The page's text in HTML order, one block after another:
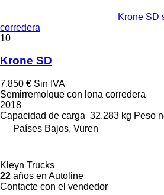
Krone SD
corredera
10
Krone SD
7.850 € Sin IVA
Semirremolque con lona corredera
2018
Capacidad de carga 32.283 kg Peso
Países Bajos, Vuren
Kleyn Trucks
22 años en Autoline
Contacte con el vendedor